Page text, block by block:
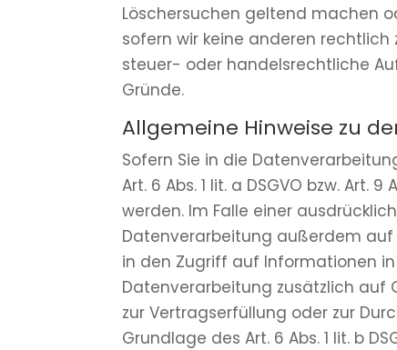
Löschersuchen geltend machen
sofern wir keine anderen rechtlich
steuer- oder handelsrechtliche
Gründe.
Allgemeine Hinweise zu
Sofern Sie in die
Art. 6 Abs. 1 lit. a DSGVO bzw. Art.
werden. Im Falle einer
Datenverarbeitung außerdem auf
in den Zugriff auf Informationen
Datenverarbeitung zusätzlich auf
zur Vertragserfüllung oder zur
Grundlage des Art. 6 Abs. 1 lit. b